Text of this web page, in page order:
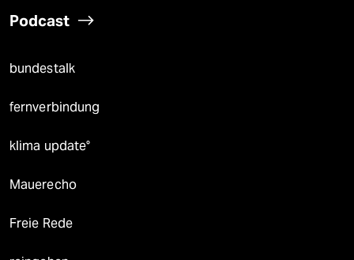
Podcast
bundestalk
fernverbindung
klima update°
Mauerecho
Freie Rede